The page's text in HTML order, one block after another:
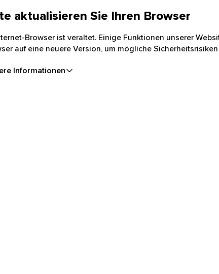
aktualisieren Sie Ihren Browser
Browser ist veraltet. Einige Funktionen unserer
auf eine neuere Version, um mögliche
Informationen